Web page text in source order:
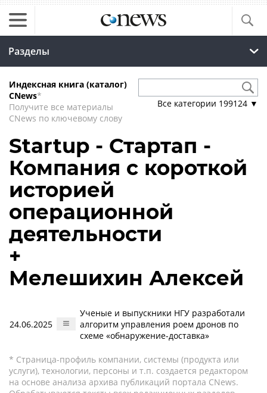
Разделы
Индексная книга (каталог)
CNews*
Получите все материалы
CNews по ключевому слову
Все категории 199124 ▼
Startup - Стартап -
Компания с короткой
историей
операционной
деятельности
+
Мелешихин Алексей
24.06.2025
Ученые и выпускники НГУ разработали
алгоритм управления роем дронов по
схеме «обнаружение-доставка»
* Страница-профиль компании, системы (продукта или
услуги), технологии, персоны и т.п. создается редактором
на основе анализа архива публикаций портала CNews.